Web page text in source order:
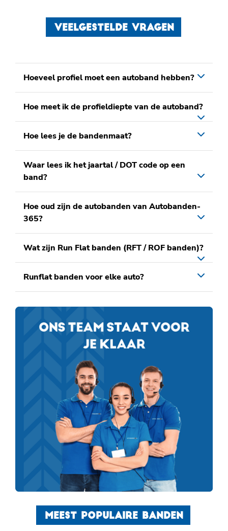
VEELGESTELDE VRAGEN
Hoeveel profiel moet een autoband hebben?
Hoe meet ik de profieldiepte van de autoband?
Hoe lees je de bandenmaat?
Waar lees ik het jaartal / DOT code op een
band?
Hoe oud zijn de autobanden van Autobanden-
365?
Wat zijn Run Flat banden (RFT / ROF banden)?
Runflat banden voor elke auto?
MEEST POPULAIRE BANDEN